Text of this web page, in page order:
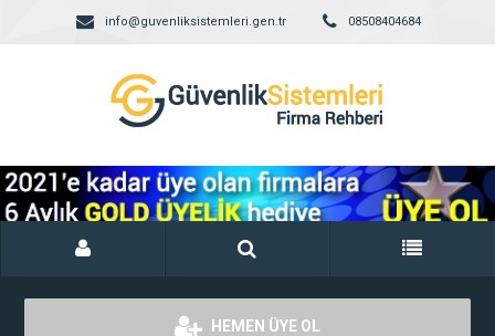
info@guvenliksistemleri.gen.tr 08508404684
HEMEN ÜYE OL